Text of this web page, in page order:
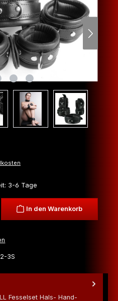
3-6 Tage
In den Warenkorb
3S
Fesselset Hals- Hand-